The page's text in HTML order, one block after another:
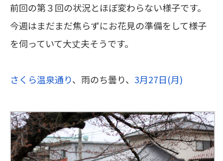
前回の第３回の状況とほぼ変わらない様子です。
今週はまだまだ焦らずにお花見の準備をして様子
を伺っていて大丈夫そうです。
さくら温泉通り、雨のち曇り、 3月27日(月)